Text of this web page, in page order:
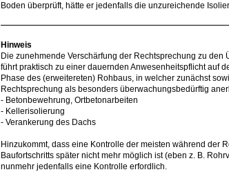
Boden überprüft, hätte er jedenfalls die unzureichende
Hinweis
Die zunehmende Verschärfung der Rechtsprechung zu
führt praktisch zu einer dauernden Anwesenheitspflicht auf
Phase des (erweitereten) Rohbaus, in welcher zunächst
Rechtsprechung als besonders überwachungsbedürftig
- Betonbewehrung, Ortbetonarbeiten
- Kellerisolierung
- Verankerung des Dachs
Hinzukommt, dass eine Kontrolle der meisten während der
Baufortschritts später nicht mehr möglich ist (eben z. B.
nunmehr jedenfalls eine Kontrolle erfordlich.